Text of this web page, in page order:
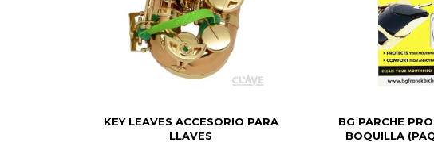
KEY LEAVES ACCESORIO PARA
LLAVES
BG PARCHE
BOQUILLA